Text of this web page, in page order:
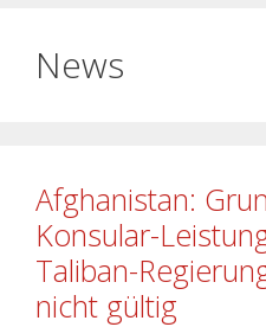
News
Afghanistan:
Konsular-
Taliban-
nicht gültig